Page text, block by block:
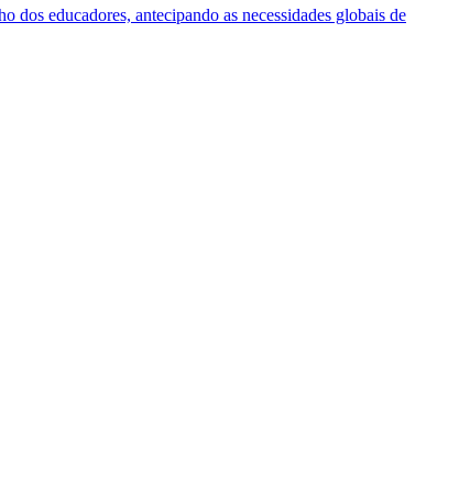
dos educadores, antecipando as necessidades globais de